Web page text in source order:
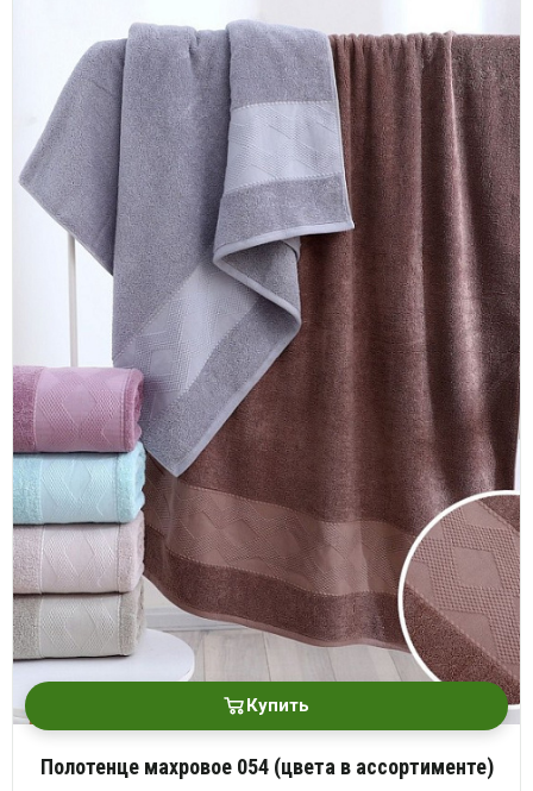
Купить
Полотенце махровое 054 (цвета в ассортименте)